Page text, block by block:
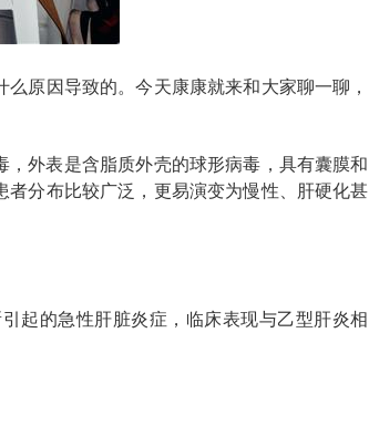
原因导致的。今天康康就来和大家聊一聊，
外表是含脂质外壳的球形病毒，具有囊膜和
分布比较广泛，更易演变为慢性、肝硬化甚
起的急性肝脏炎症，临床表现与乙型肝炎相